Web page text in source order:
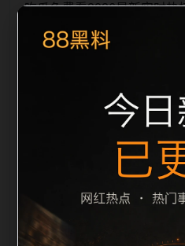
吃瓜免费看2026最新实时热
瓜免费看2026最新和实时
在短时间内理解页面主题、
明一致，减少无关词堆砌，
复。从搜索体验看，用户通
摘要是否说明更新范围，随
类内容。因此本页保留面包
上一篇下一篇和 sitemap 入
制在三次以内。后续更新会
容，每次新增保持少量、稳